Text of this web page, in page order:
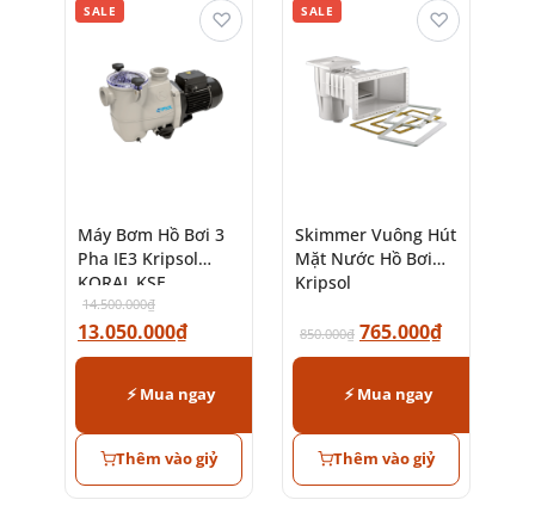
SALE
Máy Bơm Hồ Bơi 3
Pha IE3 Kripsol
KORAL KSE
14.500.000₫
13.050.000₫
⚡ Mua ngay
Thêm vào giỷ
♡ SALE
Skimmer Vuông Hút
Mặt Nước Hồ Bơi
Kripsol
850.000₫ 765.000₫
⚡ Mua ngay
Thêm vào giỷ
♡